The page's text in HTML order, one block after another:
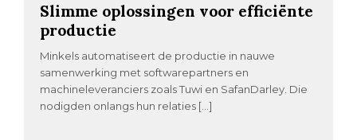
Slimme oplossingen voor efficiënte
productie
Minkels automatiseert de productie in nauwe
samenwerking met softwarepartners en
machineleveranciers zoals Tuwi en SafanDarley. Die
nodigden onlangs hun relaties […]